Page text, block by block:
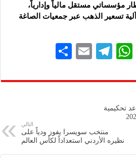
مؤسساتي مستقل مالياً وإدارياً،
تسعير الذهب عبر ‏جمعيات الصاغة
P
nt
W
at
A
p
p
Te
gr
E
ai
ar
يقر تطبيق 6 قواعد تحكيمية
التالي
منتخب سويسرا يفوز ودياً على
نظيره الأردني استعداداً لكأس العالم